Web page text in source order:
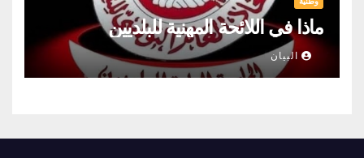
ماذا في اللائحة المهنية للبلديين
البيان